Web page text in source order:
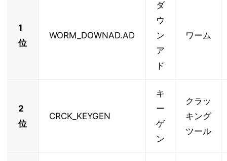
1
位
WORM_DOWNAD.AD
ダ
ウ
ン
ア
ド
ワーム
2
位
CRCK_KEYGEN
キ
ー
ゲ
ン
クラッ
キング
ツール